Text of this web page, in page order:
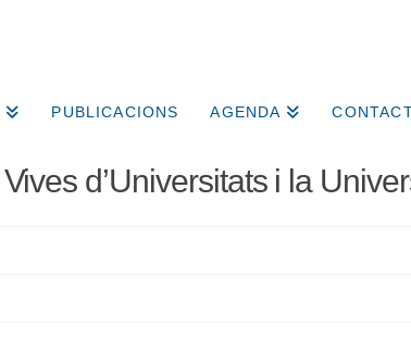
PUBLICACIONS AGENDA
d’Universitats i la